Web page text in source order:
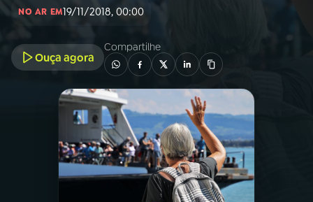
PROGRAMAÇÃO
PROGRAMAS
NO AR EM19/11/2018, 00:00
Ouça agora
Compartilhe